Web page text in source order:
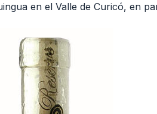
en el Valle de Curicó, en